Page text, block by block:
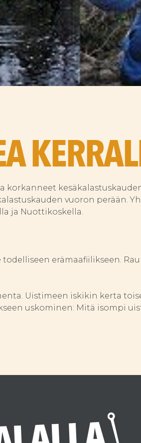
vuoron perään.
ja Nuottikoskella.
erämaafiilikseen.
Uistimeen iskikin kerta
uskominen: Mitä isompi